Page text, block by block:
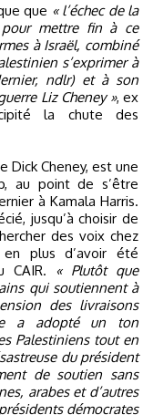
que « l’échec de la
pour mettre fin à ce
à Israël, combiné
s’exprimer à
ndlr) et à son
Liz Cheney », ex
la chute des
Dick Cheney, est une
au point de s’être
à Kamala Harris.
jusqu’à choisir de
des voix chez
plus d’avoir été
CAIR.
« Plutôt que
qui soutiennent à
des livraisons
a adopté un ton
Palestiniens tout en
du président
de soutien sans
arabes et d’autres
démocrates